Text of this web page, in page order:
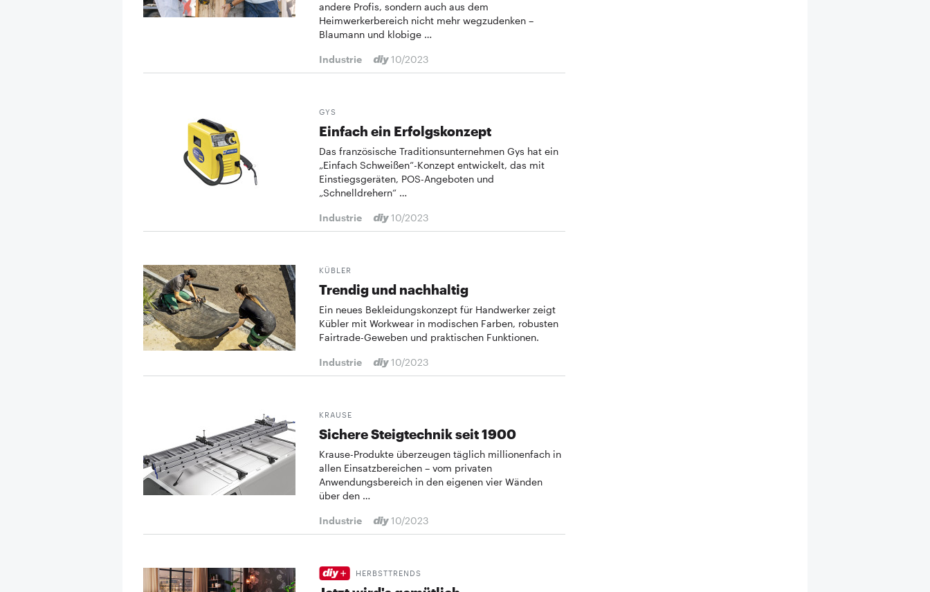
andere Profis, sondern auch aus dem
Heimwerkerbereich nicht mehr wegzudenken –
Blaumann und klobige …
Industrie 10/2023
GYS
Einfach ein Erfolgskonzept
Das französische Traditionsunternehmen Gys hat ein
„Einfach Schweißen“-Konzept entwickelt, das mit
Einstiegsgeräten, POS-Angeboten und
„Schnelldrehern“ …
Industrie 10/2023
KÜBLER
Trendig und nachhaltig
Ein neues Bekleidungskonzept für Handwerker zeigt
Kübler mit Workwear in modischen Farben, robusten
Fairtrade-Geweben und praktischen Funktionen.
Industrie 10/2023
KRAUSE
Sichere Steigtechnik seit 1900
Krause-Produkte überzeugen täglich millionenfach in
allen Einsatzbereichen – vom privaten
Anwendungsbereich in den eigenen vier Wänden
über den …
Industrie 10/2023
HERBSTTRENDS